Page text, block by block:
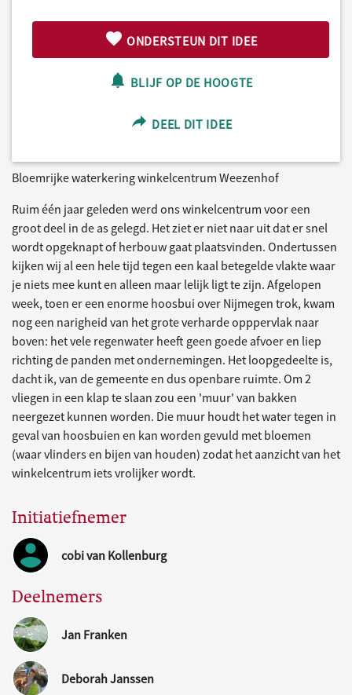
ONDERSTEUN DIT IDEE
BLIJF OP DE HOOGTE
DEEL DIT IDEE
Bloemrijke waterkering winkelcentrum Weezenhof
Ruim één jaar geleden werd ons winkelcentrum voor een
groot deel in de as gelegd. Het ziet er niet naar uit dat er snel
wordt opgeknapt of herbouw gaat plaatsvinden. Ondertussen
kijken wij al een hele tijd tegen een kaal betegelde vlakte waar
je niets mee kunt en alleen maar lelijk ligt te zijn. Afgelopen
week, toen er een enorme hoosbui over Nijmegen trok, kwam
nog een narigheid van het grote verharde opppervlak naar
boven: het vele regenwater heeft geen goede afvoer en liep
richting de panden met ondernemingen. Het loopgedeelte is,
dacht ik, van de gemeente en dus openbare ruimte. Om 2
vliegen in een klap te slaan zou een 'muur' van bakken
neergezet kunnen worden. Die muur houdt het water tegen in
geval van hoosbuien en kan worden gevuld met bloemen
(waar vlinders en bijen van houden) zodat het aanzicht van het
winkelcentrum iets vrolijker wordt.
Initiatiefnemer
cobi van Kollenburg
Deelnemers
Jan Franken
Deborah Janssen